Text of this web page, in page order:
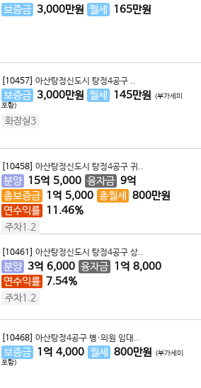
보증금 3,000만원 월세 165만원
[10457] 아산탕정신도시 탕정4공구 ..
보증금 3,000만원 월세 145만원 (부가세미
포함)
화장실3
[10458] 아산탕정신도시 탕정4공구 귀..
분양 15억 5,000 융자금 9억
총보증금 1 억 5,000 총월세 800만원
연수익률 11.46%
주차1.2
[10461] 아산탕정신도시 탕정4공구 상..
분양 3억 6,000 융자금 1 억 8,000
연수익률 7.54%
주차1.2
[10468] 아산탕정4공구 병·의원 임대..
보증금 1 억 4,000 월세 800만원 (부가세미
포함)